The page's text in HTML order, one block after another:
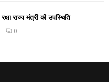
राज्य मंत्री की उपस्थिति
0